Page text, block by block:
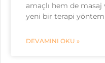
amaçlı hem de
yeni bir terapi
DEVAMINI OKU »